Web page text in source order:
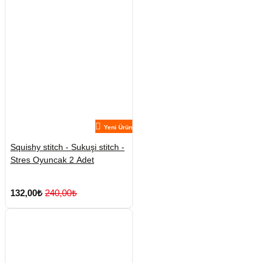
Yeni Ürün
Squishy stitch - Sukuşi stitch -
Stres Oyuncak 2 Adet
132,00₺ 240,00₺